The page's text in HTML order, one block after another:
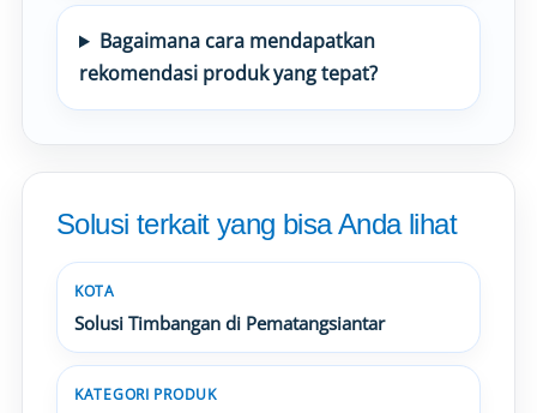
Bagaimana cara mendapatkan
rekomendasi produk yang tepat?
Solusi terkait yang bisa Anda lihat
KOTA
Solusi Timbangan di Pematangsiantar
KATEGORI PRODUK